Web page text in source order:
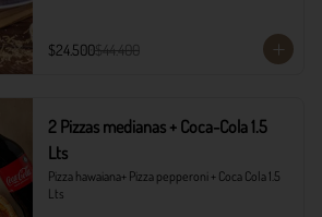
$24.500$44.400
2 Pizzas medianas + Coca-Cola 1.5
Lts
Pizza hawaiana+ Pizza pepperoni + Coca Cola 1.5
Lts